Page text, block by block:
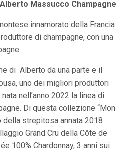
Alberto Massucco Champagne
innamorato della Francia
di champagne, con una
di Alberto da una parte e il
uno dei migliori produttori
nell’anno 2022 la linea di
Di questa collezione “Mon
della strepitosa annata 2018
Grand Cru della Côte de
100% Chardonnay, 3 anni sui